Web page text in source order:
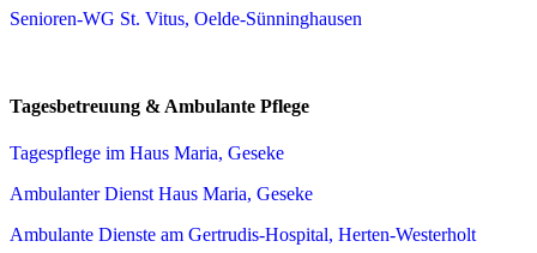
Senioren-WG St. Vitus, Oelde-Sünninghausen
Tagesbetreuung & Ambulante Pflege
Tagespflege im Haus Maria, Geseke
Ambulanter Dienst Haus Maria, Geseke
Ambulante Dienste am Gertrudis-Hospital, Herten-Westerholt